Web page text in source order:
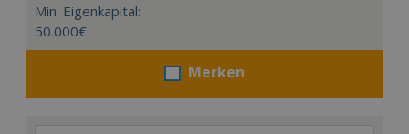
Min. Eigenkapital:
50.000€
Merken